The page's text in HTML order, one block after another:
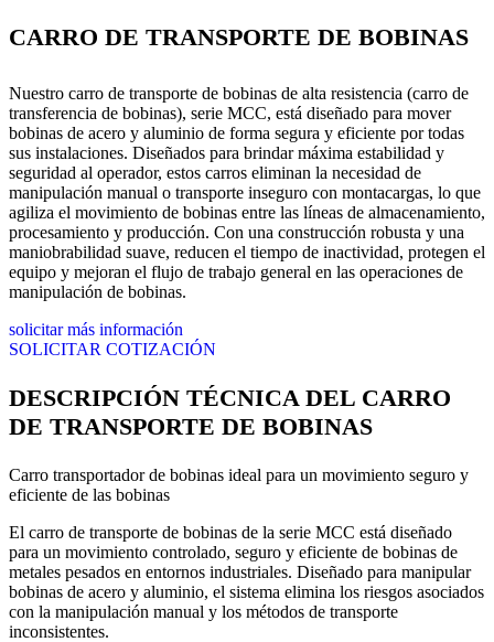
CARRO DE TRANSPORTE DE BOBINAS
Nuestro carro de transporte de bobinas de alta resistencia (carro de
transferencia de bobinas), serie MCC, está diseñado para mover
bobinas de acero y aluminio de forma segura y eficiente por todas
sus instalaciones. Diseñados para brindar máxima estabilidad y
seguridad al operador, estos carros eliminan la necesidad de
manipulación manual o transporte inseguro con montacargas, lo que
agiliza el movimiento de bobinas entre las líneas de almacenamiento,
procesamiento y producción. Con una construcción robusta y una
maniobrabilidad suave, reducen el tiempo de inactividad, protegen el
equipo y mejoran el flujo de trabajo general en las operaciones de
manipulación de bobinas.
solicitar más información
SOLICITAR COTIZACIÓN
DESCRIPCIÓN TÉCNICA DEL CARRO
DE TRANSPORTE DE BOBINAS
Carro transportador de bobinas ideal para un movimiento seguro y
eficiente de las bobinas
El carro de transporte de bobinas de la serie MCC está diseñado
para un movimiento controlado, seguro y eficiente de bobinas de
metales pesados ​​en entornos industriales. Diseñado para manipular
bobinas de acero y aluminio, el sistema elimina los riesgos asociados
con la manipulación manual y los métodos de transporte
inconsistentes.